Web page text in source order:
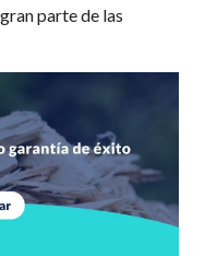
parte de las